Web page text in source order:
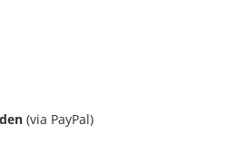
(via PayPal)